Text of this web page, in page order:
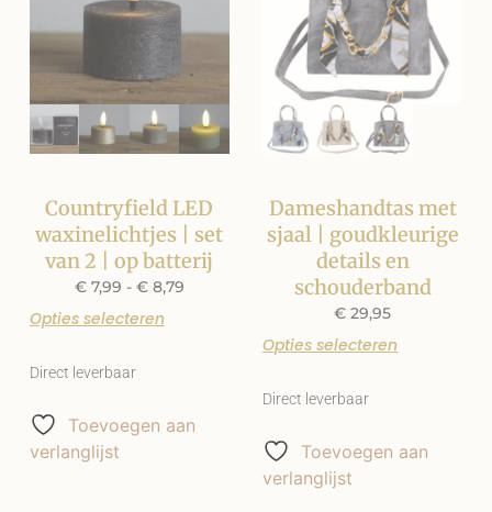
Countryfield LED
waxinelichtjes | set
van 2 | op batterij
€7,99 - €8,79
Opties selecteren
Direct leverbaar
Toevoegen aan
verlanglijst
Dameshandtas met
sjaal | goudkleurige
details en
schouderband
€ 29,95
Opties selecteren
Direct leverbaar
Toevoegen aan
verlanglijst